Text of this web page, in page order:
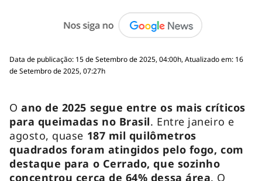
Data de publicação: 15 de Setembro de 2025, 04:00h, Atualizado em: 16
de Setembro de 2025, 07:27h
Oano de 2025 segue entre os mais críticos
para queimadas no Brasil. Entre janeiro e
agosto, quase 187 mil quilômetros
quadrados foram atingidos pelo fogo, com
destaque para o Cerrado, que sozinho
concentrou cerca de 64% dessa área. O